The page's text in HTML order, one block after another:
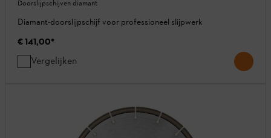
Doorslijpschijven diamant
Diamant-doorslijpschijf voor professioneel slijpwerk
€ 141,00*
Vergelijken